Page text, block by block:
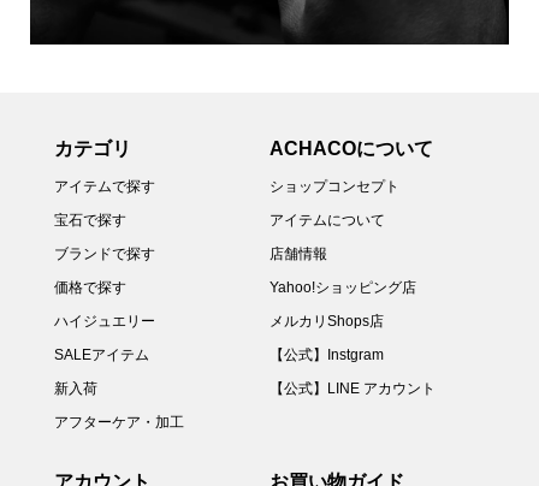
カテゴリ
アイテムで探す
宝石で探す
ブランドで探す
価格で探す
ハイジュエリー
SALEアイテム
新入荷
アフターケア・加工
ACHACOについて
ショップコンセプト
アイテムについて
店舗情報
Yahoo!ショッピング店
メルカリShops店
【公式】Instgram
【公式】LINE アカウント
アカウント お買い物ガイド